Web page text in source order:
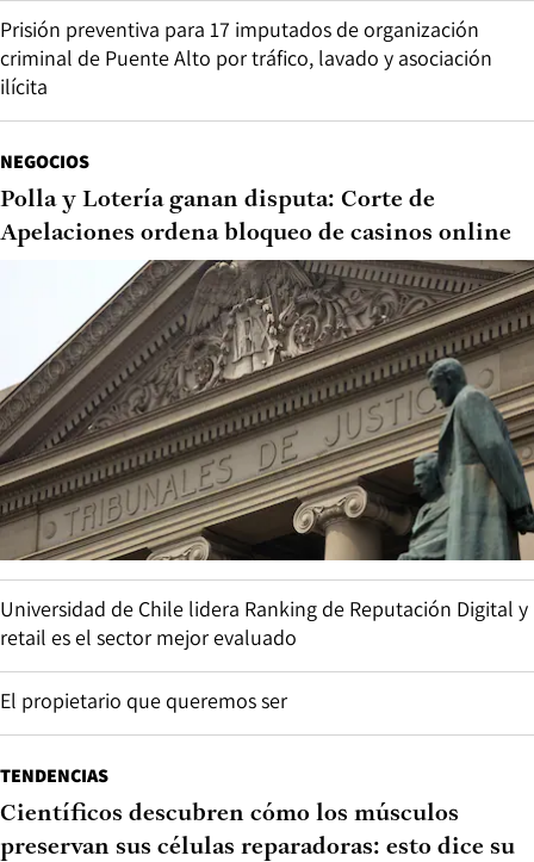
Prisión preventiva para 17 imputados de organización
criminal de Puente Alto por tráfico, lavado y asociación
ilícita
NEGOCIOS
Polla y Lotería ganan disputa: Corte de
Apelaciones ordena bloqueo de casinos online
Universidad de Chile lidera Ranking de Reputación Digital y
retail es el sector mejor evaluado
El propietario que queremos ser
TENDENCIAS
Científicos descubren cómo los músculos
preservan sus células reparadoras: esto dice su